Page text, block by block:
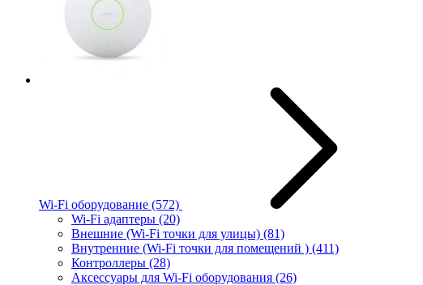
Wi-Fi оборудование (572)
Wi-Fi адаптеры (20)
Внешние (Wi-Fi точки для улицы) (81)
Внутренние (Wi-Fi точки для помещений ) (411)
Контроллеры (28)
Аксессуары для Wi-Fi оборудования (26)